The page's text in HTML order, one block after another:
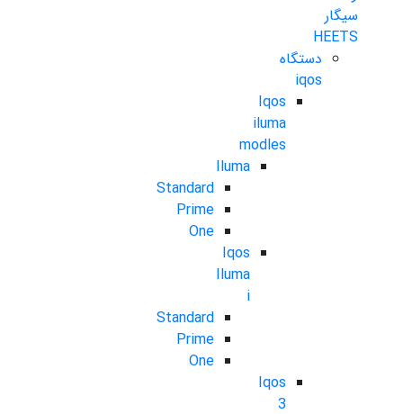
سیگار
HEETS
دستگاه
iqos
Iqos
iluma
modles
Iluma
Standard
Prime
One
Iqos
Iluma
Standard
Prime
One
Iqos